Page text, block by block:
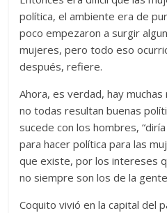
política, el ambiente era de
poco empezaron a surgir
mujeres, pero todo eso
después, refiere.
Ahora, es verdad, hay
no todas resultan buenas
sucede con los hombres,
para hacer política para las
que existe, por los intereses
no siempre son los de la
Coquito vivió en la capital del